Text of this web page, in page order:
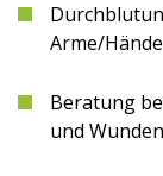
Arme/
Beratung
und